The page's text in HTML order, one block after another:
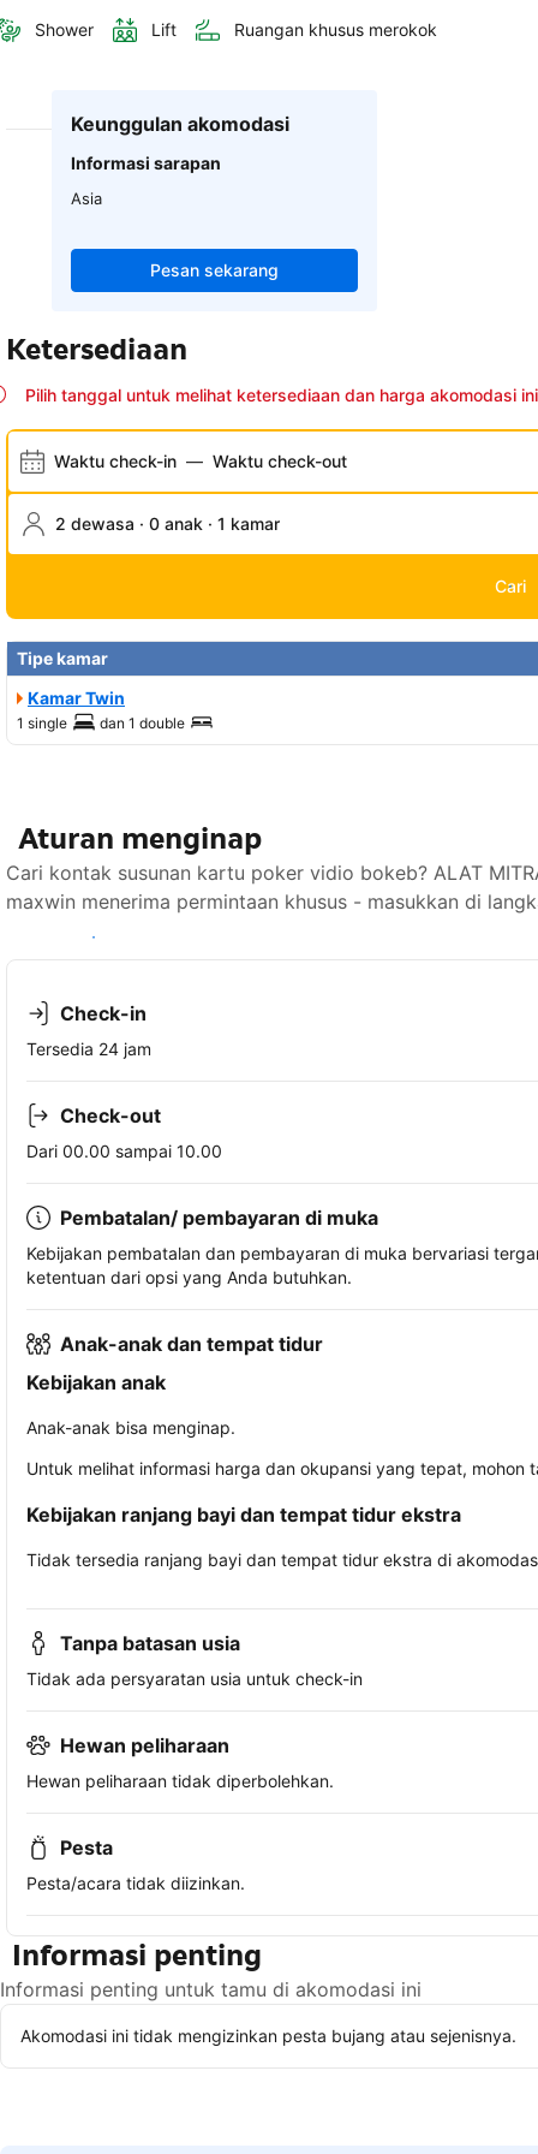
Shower Lift Ruangan khusus merokok
Keunggulan akomodasi
Informasi sarapan
Asia
Pesan sekarang
Ketersediaan
Pilih tanggal untuk melihat ketersediaan dan harga akomodasi ini
Waktu check-in — Waktu check-out
2 dewasa · 0 anak · 1 kamar
Cari
Tipe kamar
Kamar Twin
1 single dan 1 double
Aturan menginap
Cari kontak susunan kartu poker vidio bokeb? ALAT
maxwin menerima permintaan khusus - masukkan di
Lihat ketersediaan
Check-in
Tersedia 24 jam
Check-out
Dari 00.00 sampai 10.00
Pembatalan/ pembayaran di muka
Kebijakan pembatalan dan pembayaran di muka bervariasi
ketentuan dari opsi yang Anda butuhkan.
Anak-anak dan tempat tidur
Kebijakan anak
Anak-anak bisa menginap.
Untuk melihat informasi harga dan okupansi yang tepat,
Kebijakan ranjang bayi dan tempat tidur ekstra
Tidak tersedia ranjang bayi dan tempat tidur ekstra di
Tanpa batasan usia
Tidak ada persyaratan usia untuk check-in
Hewan peliharaan
Hewan peliharaan tidak diperbolehkan.
Pesta
Pesta/acara tidak diizinkan.
Informasi penting
Informasi penting untuk tamu di akomodasi ini
Akomodasi ini tidak mengizinkan pesta bujang atau sejenisnya.